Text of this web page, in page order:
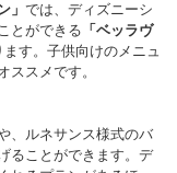
」 では、ディズニーシ
とができる 「ベッラヴ
す。子供向けのメニュ
ススメです。
、ルネサンス様式のバ
ることができます。デ